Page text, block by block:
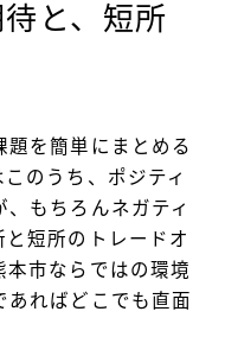
と、短所
を簡単にまとめる
のうち、ポジティ
もちろんネガティ
短所のトレードオ
本市ならではの環境
ればどこでも直面